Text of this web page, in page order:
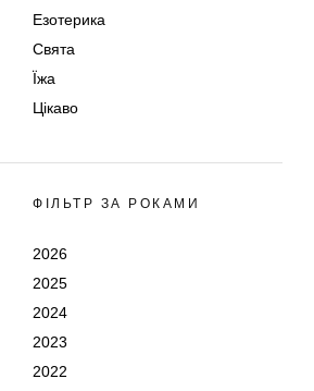
Езотерика
Свята
Їжа
Цікаво
ФІЛЬТР ЗА РОКАМИ
2026
2025
2024
2023
2022